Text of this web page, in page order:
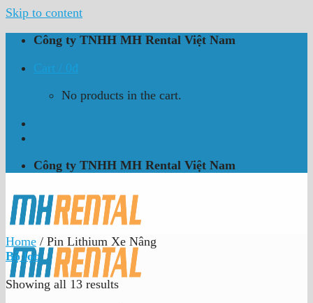
Skip to content
Công ty TNHH MH Rental Việt Nam
Cart / 0₫
No products in the cart.
Công ty TNHH MH Rental Việt Nam
Home / Pin Lithium Xe Nâng
Bộ lọc
Showing all 13 results